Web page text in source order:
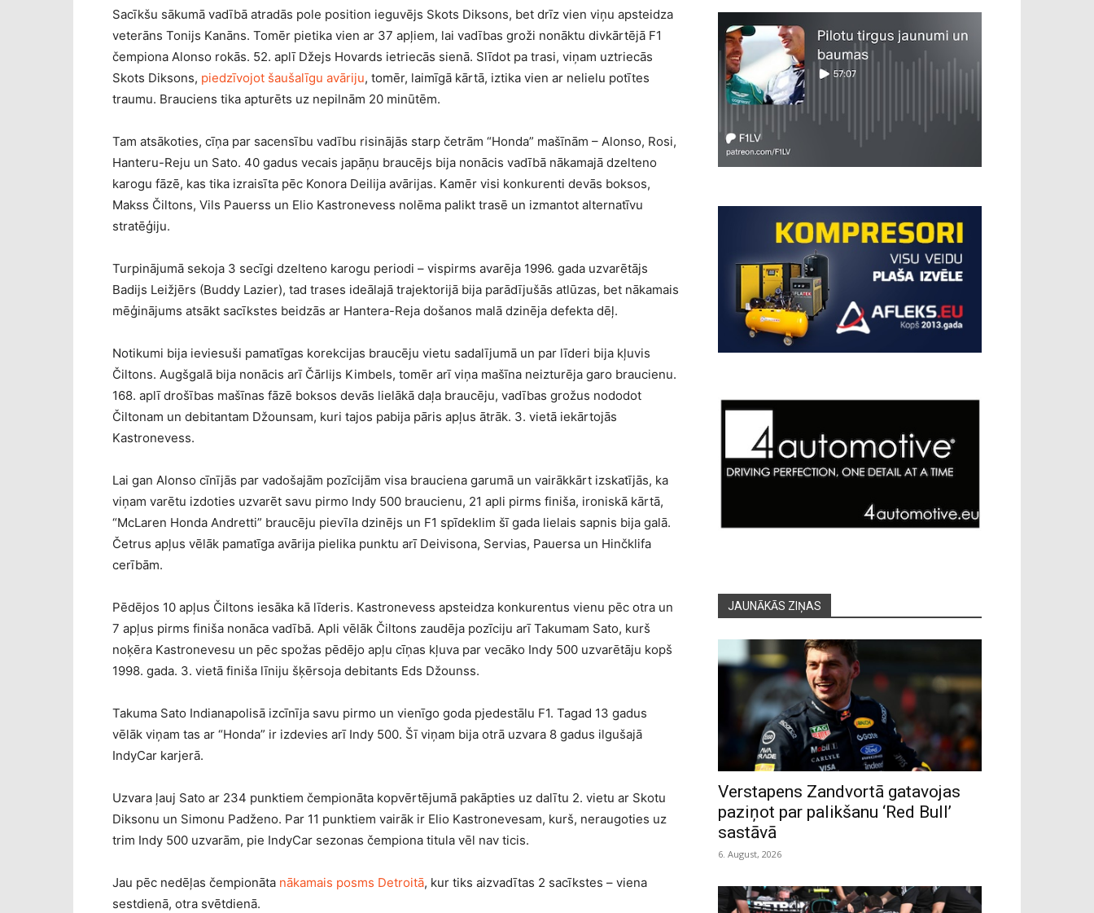
Sacīkšu sākumā vadībā atradās pole position ieguvējs Skots Diksons, bet drīz vien viņu apsteidza
veterāns Tonijs Kanāns. Tomēr pietika vien ar 37 apļiem, lai vadības groži nonāktu divkārtējā F1
čempiona Alonso rokās. 52. aplī Džejs Hovards ietriecās sienā. Slīdot pa trasi, viņam uztriecās
Skots Diksons, piedzīvojot šaušalīgu avāriju, tomēr, laimīgā kārtā, iztika vien ar nelielu potītes
traumu. Brauciens tika apturēts uz nepilnām 20 minūtēm.
Tam atsākoties, cīņa par sacensību vadību risinājās starp četrām “Honda” mašīnām – Alonso, Rosi,
Hanteru-Reju un Sato. 40 gadus vecais japāņu braucējs bija nonācis vadībā nākamajā dzelteno
karogu fāzē, kas tika izraisīta pēc Konora Deilija avārijas. Kamēr visi konkurenti devās boksos,
Makss Čiltons, Vils Pauerss un Elio Kastronevess nolēma palikt trasē un izmantot alternatīvu
stratēģiju.
Turpinājumā sekoja 3 secīgi dzelteno karogu periodi – vispirms avarēja 1996. gada uzvarētājs
Badijs Leižjērs (Buddy Lazier), tad trases ideālajā trajektorijā bija parādījušās atlūzas, bet nākamais
mēģinājums atsākt sacīkstes beidzās ar Hantera-Reja došanos malā dzinēja defekta dēļ.
Notikumi bija ieviesuši pamatīgas korekcijas braucēju vietu sadalījumā un par līderi bija kļuvis
Čiltons. Augšgalā bija nonācis arī Čārlijs Kimbels, tomēr arī viņa mašīna neizturēja garo braucienu.
168. aplī drošības mašīnas fāzē boksos devās lielākā daļa braucēju, vadības grožus nododot
Čiltonam un debitantam Džounsam, kuri tajos pabija pāris apļus ātrāk. 3. vietā iekārtojās
Kastronevess.
Lai gan Alonso cīnījās par vadošajām pozīcijām visa brauciena garumā un vairākkārt izskatījās, ka
viņam varētu izdoties uzvarēt savu pirmo Indy 500 braucienu, 21 apli pirms finiša, ironiskā kārtā,
“McLaren Honda Andretti” braucēju pievīla dzinējs un F1 spīdeklim šī gada lielais sapnis bija galā.
Četrus apļus vēlāk pamatīga avārija pielika punktu arī Deivisona, Servias, Pauersa un Hinčklifa
cerībām.
Pēdējos 10 apļus Čiltons iesāka kā līderis. Kastronevess apsteidza konkurentus vienu pēc otra un
7 apļus pirms finiša nonāca vadībā. Apli vēlāk Čiltons zaudēja pozīciju arī Takumam Sato, kurš
noķēra Kastronevesu un pēc spožas pēdējo apļu cīņas kļuva par vecāko Indy 500 uzvarētāju kopš
1998. gada. 3. vietā finiša līniju šķērsoja debitants Eds Džounss.
Takuma Sato Indianapolisā izcīnīja savu pirmo un vienīgo goda pjedestālu F1. Tagad 13 gadus
vēlāk viņam tas ar “Honda” ir izdevies arī Indy 500. Šī viņam bija otrā uzvara 8 gadus ilgušajā
IndyCar karjerā.
Uzvara ļauj Sato ar 234 punktiem čempionāta kopvērtējumā pakāpties uz dalītu 2. vietu ar Skotu
Diksonu un Simonu Padženo. Par 11 punktiem vairāk ir Elio Kastronevesam, kurš, neraugoties uz
trim Indy 500 uzvarām, pie IndyCar sezonas čempiona titula vēl nav ticis.
Jau pēc nedēļas čempionāta nākamais posms Detroitā, kur tiks aizvadītas 2 sacīkstes – viena
sestdienā, otra svētdienā.
JAUNĀKĀS ZIŅAS
Verstapens Zandvortā gatavojas
paziņot par palikšanu ‘Red Bull’
sastāvā
6. August, 2026